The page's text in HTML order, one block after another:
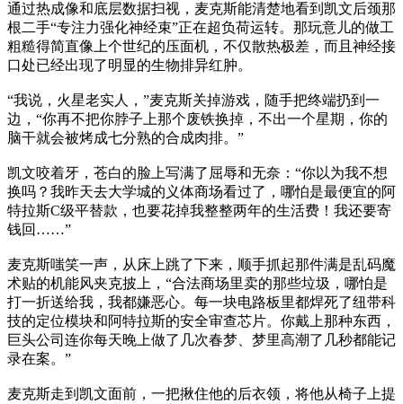
通过热成像和底层数据扫视，麦克斯能清楚地看到凯文后颈那
根二手“专注力强化神经束”正在超负荷运转。那玩意儿的做工
粗糙得简直像上个世纪的压面机，不仅散热极差，而且神经接
口处已经出现了明显的生物排异红肿。
“我说，火星老实人，”麦克斯关掉游戏，随手把终端扔到一
边，“你再不把你脖子上那个废铁换掉，不出一个星期，你的
脑干就会被烤成七分熟的合成肉排。”
凯文咬着牙，苍白的脸上写满了屈辱和无奈：“你以为我不想
换吗？我昨天去大学城的义体商场看过了，哪怕是最便宜的阿
特拉斯C级平替款，也要花掉我整整两年的生活费！我还要寄
钱回……”
麦克斯嗤笑一声，从床上跳了下来，顺手抓起那件满是乱码魔
术贴的机能风夹克披上，“合法商场里卖的那些垃圾，哪怕是
打一折送给我，我都嫌恶心。每一块电路板里都焊死了纽带科
技的定位模块和阿特拉斯的安全审查芯片。你戴上那种东西，
巨头公司连你每天晚上做了几次春梦、梦里高潮了几秒都能记
录在案。”
麦克斯走到凯文面前，一把揪住他的后衣领，将他从椅子上提